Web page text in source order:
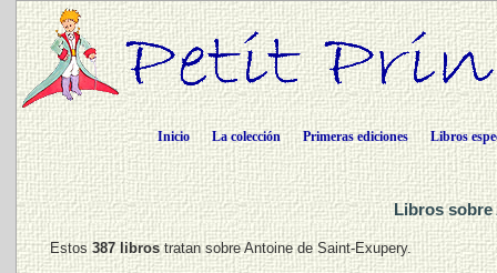
Inicio La colección Primeras ediciones Libros
Libros sobre
Estos 387 librostratan sobre Antoine de Saint-Exupery.